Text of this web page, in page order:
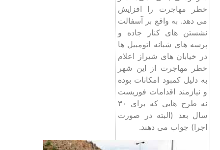
خطر مهاجرت را افزایش
می دهد. به واقع بر آسفالت
نشستن های کنار جاده و
پرسه های شبانه اتومبیل ها
در خیابان های شیراز اعلام
خطر مهاجرت از این شهر
به دلیل کمبود امکانات بوده
و نیازمند اقدامات فوریست
نه طرح هایی که برای ۳۰
سال بعد (البته در صورت
اجرا) جواب می دهند.